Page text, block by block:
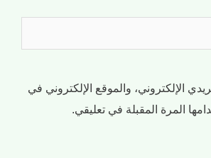
الإلكتروني، والموقع الإلكتروني في
المرة المقبلة في تعليقي.